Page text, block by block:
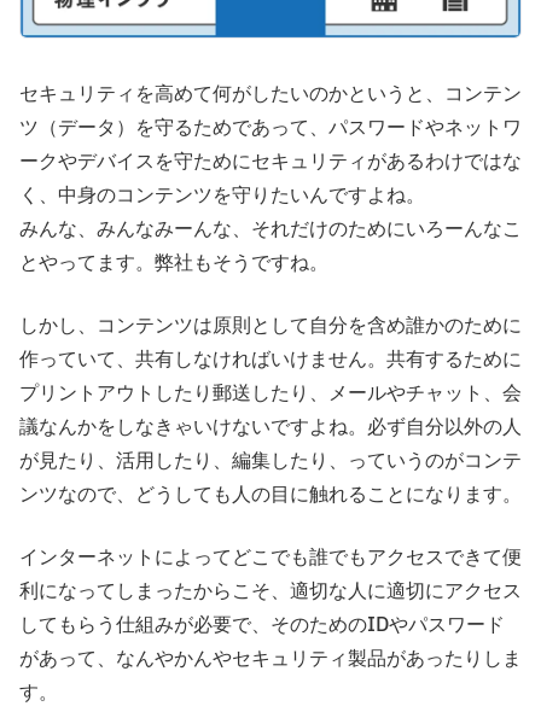
セキュリティを高めて何がしたいのかというと、コンテン
ツ（データ）を守るためであって、パスワードやネットワ
ークやデバイスを守ためにセキュリティがあるわけではな
く、中身のコンテンツを守りたいんですよね。
みんな、みんなみーんな、それだけのためにいろーんなこ
とやってます。弊社もそうですね。
しかし、コンテンツは原則として自分を含め誰かのために
作っていて、共有しなければいけません。共有するために
プリントアウトしたり郵送したり、メールやチャット、会
議なんかをしなきゃいけないですよね。必ず自分以外の人
が見たり、活用したり、編集したり、っていうのがコンテ
ンツなので、どうしても人の目に触れることになります。
インターネットによってどこでも誰でもアクセスできて便
利になってしまったからこそ、適切な人に適切にアクセス
してもらう仕組みが必要で、そのためのIDやパスワード
があって、なんやかんやセキュリティ製品があったりしま
す。